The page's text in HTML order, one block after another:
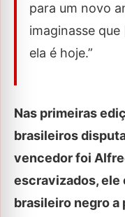
para um novo
imaginasse
ela é hoje.”
Nas primeiras
brasileiros
vencedor foi
escravizados, ele
brasileiro negro a